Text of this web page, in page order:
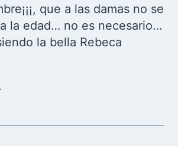
que a las damas no se
la edad… no es necesario…
la bella Rebeca